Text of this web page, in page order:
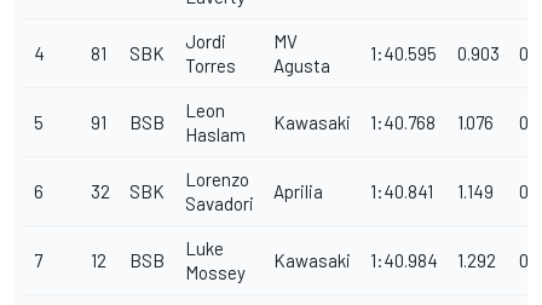
4 81 SBK
Jordi
Torres
MV
Agusta
1:40.595 0.903
5 91 BSB
Leon
Haslam
Kawasaki 1:40.768 1.076
6 32 SBK
Lorenzo
Savadori
Aprilia 1:40.841 1.149
7 12 BSB
Luke
Mossey
Kawasaki 1:40.984 1.292